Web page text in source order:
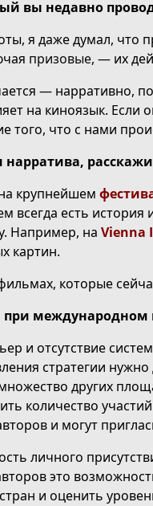
вы недавно
я даже думал,
призовые, — их
— нарративно,
на киноязык. Если
того, что с нами
нарратива,
крупнейшем
всегда есть
Например, на Vienna
картин.
которые
и отсутствие
стратегии
других
количество
и могут
личного
это
и оценить